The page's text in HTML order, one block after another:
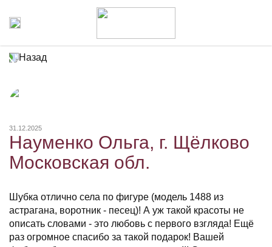
Назад
31.12.2025
Науменко Ольга, г. Щёлково
Московская обл.
Шубка отлично села по фигуре (модель 1488 из
астрагана, воротник - песец)! А уж такой красоты не
описать словами - это любовь с первого взгляда! Ещё
раз огромное спасибо за такой подарок! Вашей